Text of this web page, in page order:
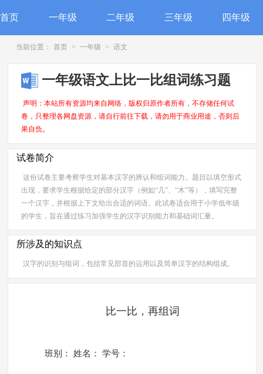
首页 一年级 二年级 三年级 四年级
当前位置： 首页 > 一年级 > 语文
一年级语文上比一比组词练习题
声明：本站所有资源均来自网络，版权归原作者所有，不存储任何试
卷，只整理各网盘资源，请自行前往下载，请勿用于商业用途，否则后
果自负。
试卷简介
这份试卷主要考察学生对基本汉字的辨认和组词能力。题目以填空形式
出现，要求学生根据给定的部分汉字（例如“几”、“木”等），填写完整
一个汉字，并根据上下文给出合适的词语。此试卷适合用于小学低年级
的学生，旨在通过练习加强学生的汉字识别能力和基础词汇量。
所涉及的知识点
汉字的识别与组词，包括常见部首的运用以及简单汉字的结构组成。
比一比，再组词
班别： 姓名： 学号：